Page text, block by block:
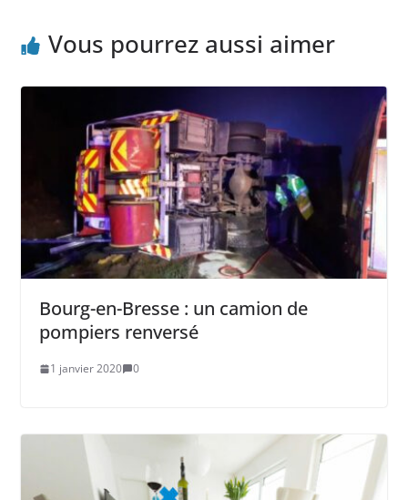
Vous pourrez aussi aimer
Bourg-en-Bresse : un camion de
pompiers renversé
1 janvier 2020 0